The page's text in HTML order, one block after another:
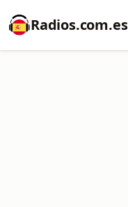
Radios.com.es